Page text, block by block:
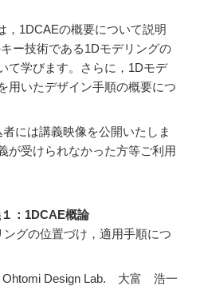
，1DCAEの概要について説明
ー技術である1Dモデリングの
て学びます。さらに，1Dモデ
用いたデザイン手順の概要につ
には講義映像を公開いたしま
が受けられなかった方等ご利用
：1DCAE概論
グの位置づけ，適用手順につ
Ohtomi Design Lab. 大富 浩一